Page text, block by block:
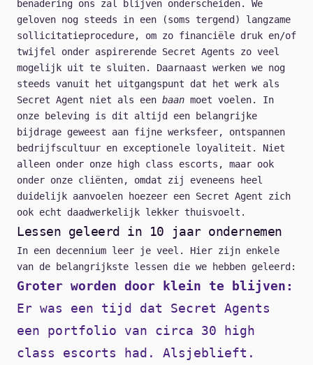
benadering ons zal blijven onderscheiden. We
geloven nog steeds in een (soms tergend) langzame
sollicitatieprocedure, om zo financiële druk en/of
twijfel onder aspirerende Secret Agents zo veel
mogelijk uit te sluiten. Daarnaast werken we nog
steeds vanuit het uitgangspunt dat het werk als
Secret Agent niet als een baan moet voelen. In
onze beleving is dit altijd een belangrijke
bijdrage geweest aan fijne werksfeer, ontspannen
bedrijfscultuur en exceptionele loyaliteit. Niet
alleen onder onze high class escorts, maar ook
onder onze cliënten, omdat zij eveneens heel
duidelijk aanvoelen hoezeer een Secret Agent zich
ook echt daadwerkelijk lekker thuisvoelt.
Lessen geleerd in 10 jaar ondernemen
In een decennium leer je veel. Hier zijn enkele
van de belangrijkste lessen die we hebben geleerd:
Groter worden door klein te blijven:
Er was een tijd dat Secret Agents
een portfolio van circa 30 high
class escorts had. Alsjeblieft.